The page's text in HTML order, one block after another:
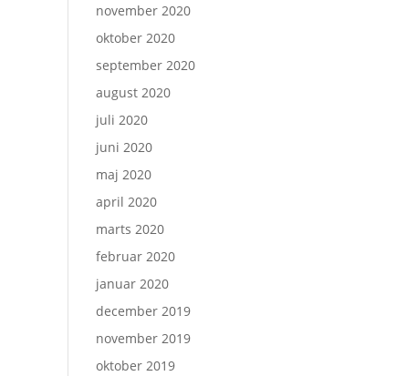
november 2020
oktober 2020
september 2020
august 2020
juli 2020
juni 2020
maj 2020
april 2020
marts 2020
februar 2020
januar 2020
december 2019
november 2019
oktober 2019